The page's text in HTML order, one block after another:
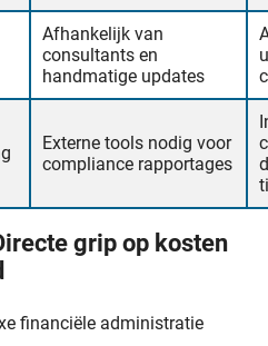
Afhankelijk van
consultants en
handmatige updates
Externe tools nodig voor
compliance rapportages
grip op kosten
financiële administratie